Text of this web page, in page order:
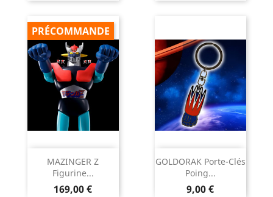
MAZINGER Z
Figurine...
Prix
169,00 €
PRÉCOMMANDE
GOLDORAK Porte-Clés
Poing...
Prix
9,00 €